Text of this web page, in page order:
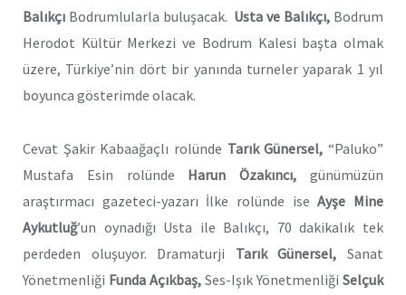
Balıkçı Bodrumlularla buluşacak. Usta ve Balıkçı, Bodrum
Herodot Kültür Merkezi ve Bodrum Kalesi başta olmak
üzere, Türkiye’nin dört bir yanında turneler yaparak 1 yıl
boyunca gösterimde olacak.
Cevat Şakir Kabaağaçlı rolünde Tarık Günersel, “Paluko”
Mustafa Esin rolünde Harun Özakıncı, günümüzün
araştırmacı gazeteci-yazarı İlke rolünde iseAyşe Mine
Aykutluğ’un oynadığı Usta ile Balıkçı, 70 dakikalık tek
perdeden oluşuyor. Dramaturji Tarık Günersel, Sanat
Yönetmenliği Funda Açıkbaş, Ses-Işık Yönetmenliği Selçuk